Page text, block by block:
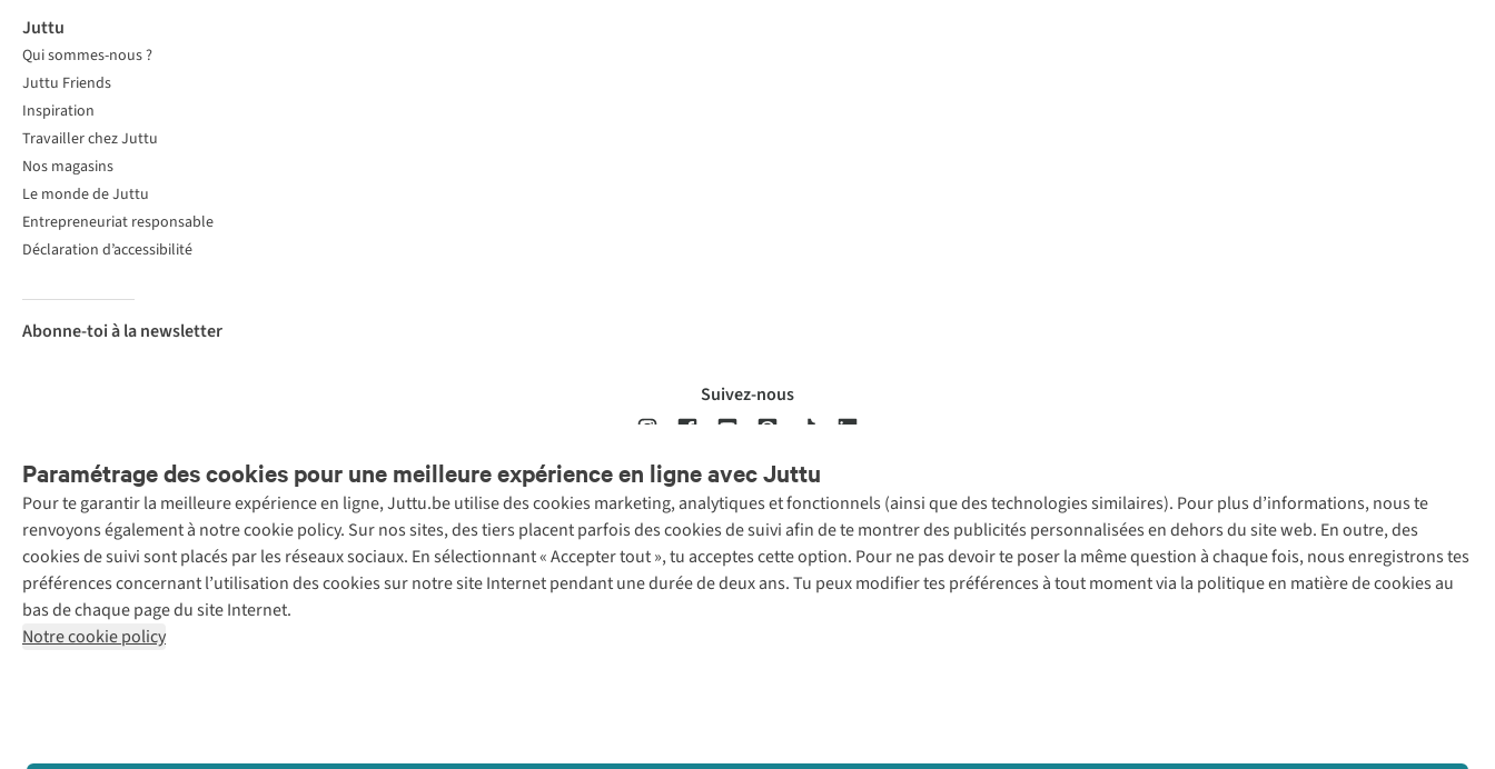
Paramétrage des cookies pour une meilleure expérience en ligne avec Juttu
Pour te garantir la meilleure expérience en ligne, Juttu.be utilise des cookies marketing, analytiques et fonctionnels (ainsi que des technologies similaires). Pour plus d’informations, nous te
renvoyons également à notre cookie policy. Sur nos sites, des tiers placent parfois des cookies de suivi afin de te montrer des publicités personnalisées en dehors du site web. En outre, des
cookies de suivi sont placés par les réseaux sociaux. En sélectionnant « Accepter tout », tu acceptes cette option. Pour ne pas devoir te poser la même question à chaque fois, nous enregistrons tes
préférences concernant l’utilisation des cookies sur notre site Internet pendant une durée de deux ans. Tu peux modifier tes préférences à tout moment via la politique en matière de cookies au
bas de chaque page du site Internet.
Notre cookie policy
Juttu
Qui sommes-nous ?
Juttu Friends
Inspiration
Travailler chez Juttu
Nos magasins
Le monde de Juttu
Entrepreneuriat responsable
Déclaration d’accessibilité
Abonne-toi à la newsletter
Suivez-nous
Mentions légales Politique de confidentialté Conditions générales Cookie policy
Retail Concepts
N.V.,
Smallandlaan
9, 2660